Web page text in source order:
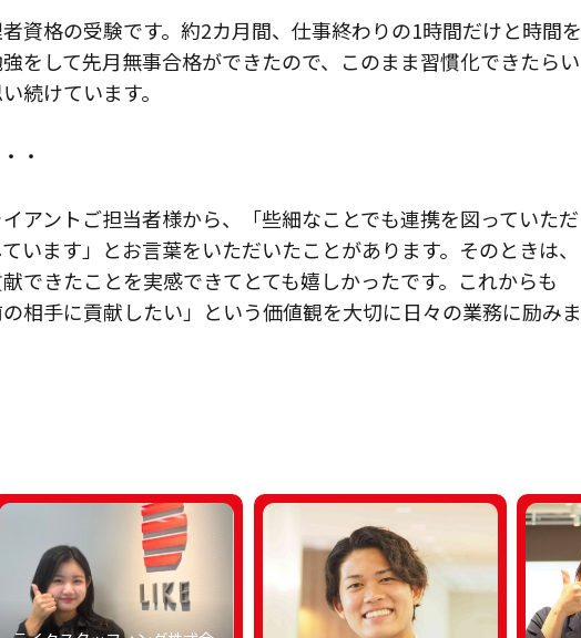
資格の受験です。約2カ月間、仕事終わりの1時間だけと時間を
をして先月無事合格ができたので、このまま習慣化できたらい
続けています。
・
アントご担当者様から、「些細なことでも連携を図っていただ
います」とお言葉をいただいたことがあります。そのときは、
できたことを実感できてとても嬉しかったです。これからも
相手に貢献したい」という価値観を大切に日々の業務に励みま